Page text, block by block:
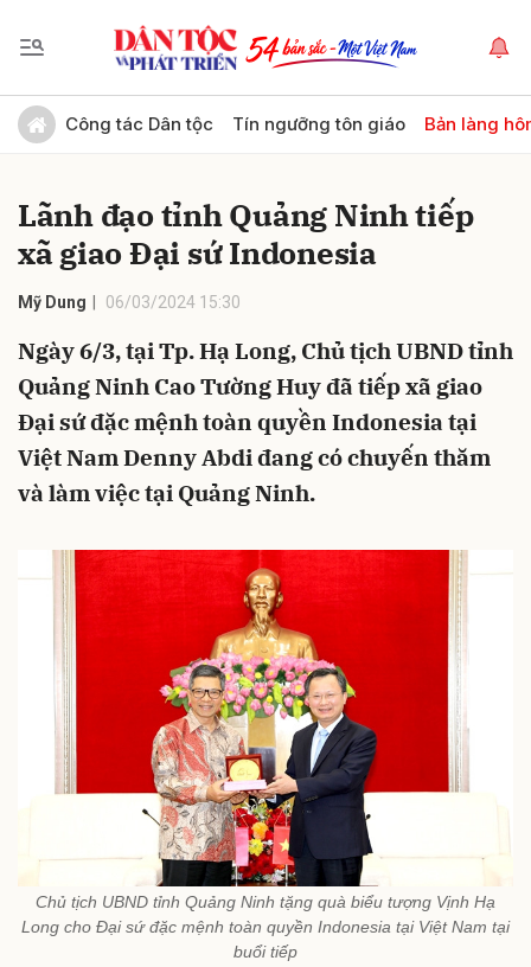
Công tác Dân tộc Tín ngưỡng tôn giáo Bản làng
Lãnh đạo tỉnh Quảng Ninh tiếp
xã giao Đại sứ Indonesia
Mỹ Dung 06/03/2024 15:30
Ngày 6/3, tại Tp. Hạ Long, Chủ tịch UBND tỉnh
Quảng Ninh Cao Tường Huy đã tiếp xã giao
Đại sứ đặc mệnh toàn quyền Indonesia tại
Việt Nam Denny Abdi đang có chuyến thăm
và làm việc tại Quảng Ninh.
Chủ tịch UBND tỉnh Quảng Ninh tặng quà biểu tượng Vịnh Hạ
Long cho Đại sứ đặc mệnh toàn quyền Indonesia tại Việt Nam tại
buổi tiếp
Gửi bình luận
Hủy Gửi